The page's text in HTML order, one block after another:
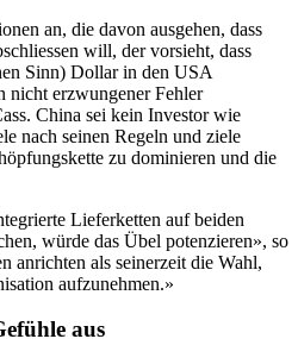
an, die davon ausgehen, dass
will, der vorsieht, dass
Sinn) Dollar in den USA
nicht erzwungener Fehler
China sei kein Investor wie
nach seinen Regeln und ziele
zu dominieren und die
Lieferketten auf beiden
würde das Übel potenzieren», so
anrichten als seinerzeit die Wahl,
aufzunehmen.»
aus